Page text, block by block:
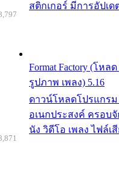
สติกเกอร์ มีการอัปเด
Format Factory (โหล
รูปภาพ เพลง) 5.16
ดาวน์โหลดโปรแกรม
อเนกประสงค์ ครอบ
นัง วิดีโอ เพลง ไฟล์เ